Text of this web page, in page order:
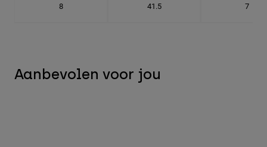
8 41.5 7
Aanbevolen voor jou